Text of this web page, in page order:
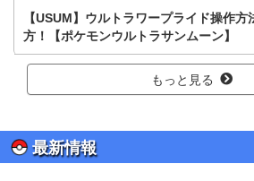
【USUM】ウルトラワープライド操作方
方！【ポケモンウルトラサンムーン】
もっと見る
最新情報